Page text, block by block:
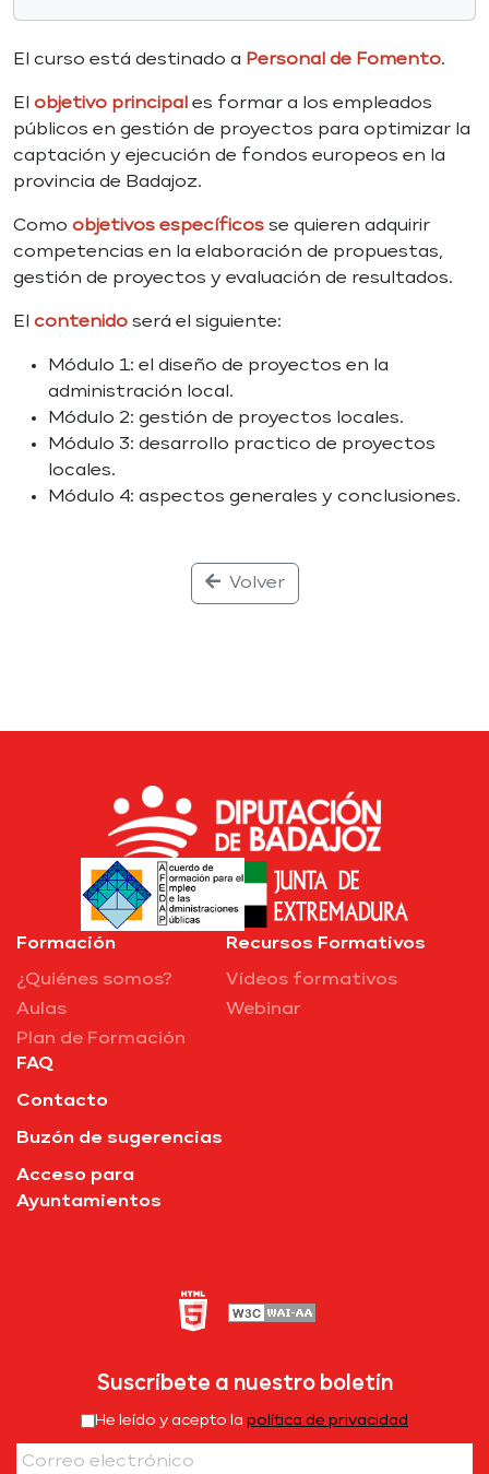
El curso está destinado a Personal de Fomento.
El objetivo principal es formar a los empleados
públicos en gestión de proyectos para optimizar la
captación y ejecución de fondos europeos en la
provincia de Badajoz.
Como objetivos específicos se quieren adquirir
competencias en la elaboración de propuestas,
gestión de proyectos y evaluación de resultados.
El contenido será el siguiente:
Módulo 1: el diseño de proyectos en la
administración local.
Módulo 2: gestión de proyectos locales.
Módulo 3: desarrollo practico de proyectos
locales.
Módulo 4: aspectos generales y conclusiones.
Volver
Formación
¿Quiénes somos?
Aulas
Plan de Formación
Recursos Formativos
Vídeos formativos
Webinar
FAQ
Contacto
Buzón de sugerencias
Acceso para
Ayuntamientos
Suscríbete a nuestro boletín
He leído y acepto la política de privacidad